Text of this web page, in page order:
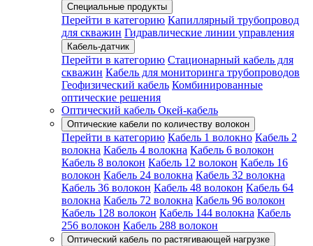
Специальные продукты
Перейти в категорию Капиллярный трубопровод
для скважин Гидравлические линии управления
Кабель-датчик
Перейти в категорию Стационарный кабель для
скважин Кабель для мониторинга трубопроводов
Геофизический кабель Комбинированные
оптические решения
Оптический кабель Окей-кабель
Оптические кабели по количеству волокон
Перейти в категорию Кабель 1 волокно Кабель 2
волокна Кабель 4 волокна Кабель 6 волокон
Кабель 8 волокон Кабель 12 волокон Кабель 16
волокон Кабель 24 волокна Кабель 32 волокна
Кабель 36 волокон Кабель 48 волокон Кабель 64
волокна Кабель 72 волокна Кабель 96 волокон
Кабель 128 волокон Кабель 144 волокна Кабель
256 волокон Кабель 288 волокон
Оптический кабель по растягивающей нагрузке